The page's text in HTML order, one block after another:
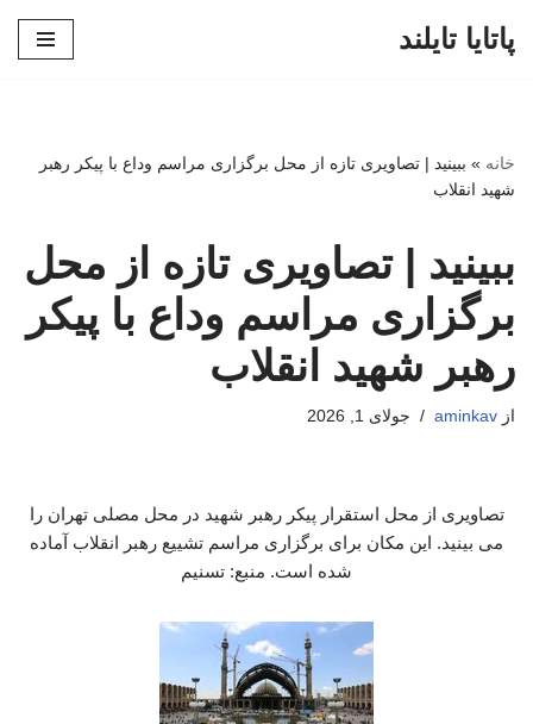
پاتایا تایلند
خانه » ببینید | تصاویری تازه از محل برگزاری مراسم وداع با پیکر رهبر
شهید انقلاب
ببینید | تصاویری تازه از محل
برگزاری مراسم وداع با پیکر
رهبر شهید انقلاب
از aminkav جولای 1, 2026
تصاویری از محل استقرار پیکر رهبر شهید در محل مصلی تهران را
می بینید. این مکان برای برگزاری مراسم تشییع رهبر انقلاب آماده
شده است. منبع: تسنیم